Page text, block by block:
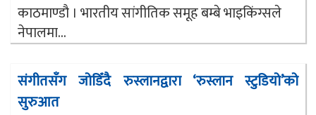
काठमाण्डौ । भारतीय सांगीतिक समूह बम्बे भाइकिंग्सले
नेपालमा...
संगीतसँग जोडिँदै रुस्लानद्वारा ‘रुस्लान स्टुडियो’को
सुरुआत